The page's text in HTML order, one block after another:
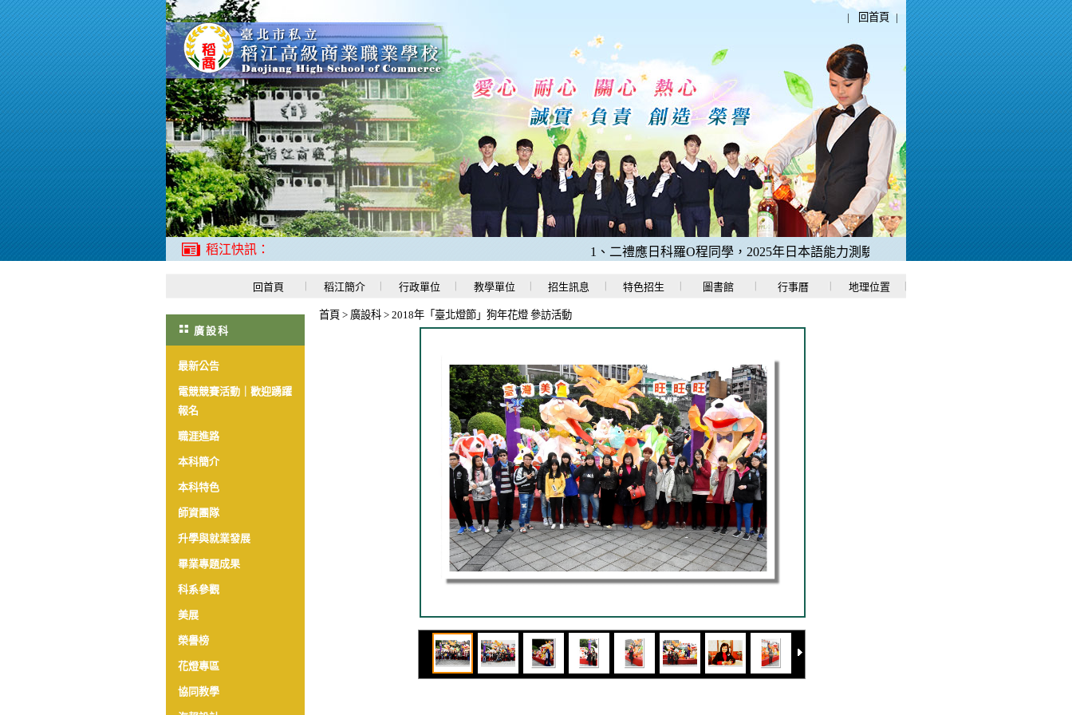
| 回首頁 |
稻江快訊： 1、二禮應日科羅O程同學，2025年日本語能力測驗「N1中考取滿分180分」。
回首頁 稻江簡介 行政單位 教學單位 招生訊息 特色招生 圖書館 行事曆 地理位置
廣設科
最新公告
電競競賽活動｜歡迎踴躍
報名
職涯進路
本科簡介
本科特色
師資團隊
升學與就業發展
畢業專題成果
科系參觀
美展
榮譽榜
花燈專區
協同教學
首頁 > 廣設科 > 2018年「臺北燈節」狗年花燈 參訪活動